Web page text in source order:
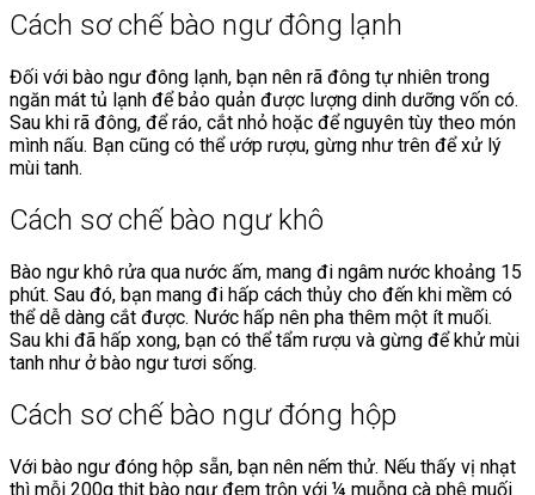
Cách sơ chế bào ngư đông lạnh
Đối với bào ngư đông lạnh, bạn nên rã đông tự nhiên trong
ngăn mát tủ lạnh để bảo quản được lượng dinh dưỡng vốn có.
Sau khi rã đông, để ráo, cắt nhỏ hoặc để nguyên tùy theo món
mình nấu. Bạn cũng có thể ướp rượu, gừng như trên để xử lý
mùi tanh.
Cách sơ chế bào ngư khô
Bào ngư khô rửa qua nước ấm, mang đi ngâm nước khoảng 15
phút. Sau đó, bạn mang đi hấp cách thủy cho đến khi mềm có
thể dễ dàng cắt được. Nước hấp nên pha thêm một ít muối.
Sau khi đã hấp xong, bạn có thể tẩm rượu và gừng để khử mùi
tanh như ở bào ngư tươi sống.
Cách sơ chế bào ngư đóng hộp
Với bào ngư đóng hộp sẵn, bạn nên nếm thử. Nếu thấy vị nhạt
thì mỗi 200g thịt bào ngư đem trộn với ¼ muỗng cà phê muối